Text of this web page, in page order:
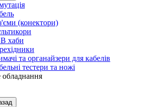
(конектори)
хаби
та органайзери для кабелів
тестери та ножі
обладнання